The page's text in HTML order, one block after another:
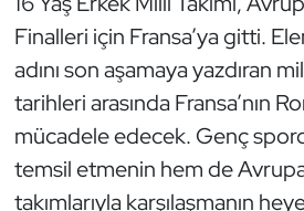
Finalleri için Fransa’ya gitti.
adını son aşamaya yazdıran
tarihleri arasında Fransa’nın
mücadele edecek. Genç
temsil etmenin hem de
takımlarıyla karşılaşmanın
Futsal
Genel
Golf